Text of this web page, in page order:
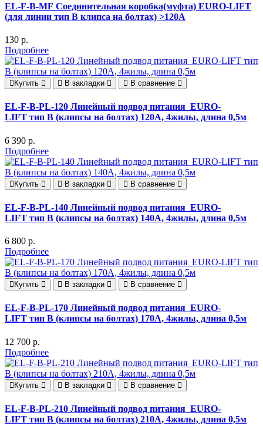
EL-F-B-MF Соединительная коробка(муфта) EURO-LIFT
(для линии тип B клипса на болтах) >120A
130 р.
Подробнее
Купить В закладки В сравнение
EL-F-B-PL-120 Линейный подвод питания EURO-
LIFT тип B (клипсы на болтах) 120А, 4жилы, длина 0,5м
6 390 р.
Подробнее
Купить В закладки В сравнение
EL-F-B-PL-140 Линейный подвод питания EURO-
LIFT тип B (клипсы на болтах) 140А, 4жилы, длина 0,5м
6 800 р.
Подробнее
Купить В закладки В сравнение
EL-F-B-PL-170 Линейный подвод питания EURO-
LIFT тип B (клипсы на болтах) 170А, 4жилы, длина 0,5м
12 700 р.
Подробнее
Купить В закладки В сравнение
EL-F-B-PL-210 Линейный подвод питания EURO-
LIFT тип B (клипсы на болтах) 210А, 4жилы, длина 0,5м